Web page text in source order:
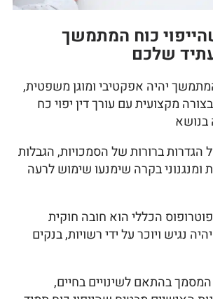
כוח המתמשך
שלכם
יהיה אפקטיבי ומוגן משפטית,
מקצועית עם עורך דין יפוי כח
הגדרות ברורות של הסמכויות, הגבלות
ומנגנוני בקרה שימנעו שימוש לרעה
הכללי הוא חובה חוקית
נגיש ויוכר על ידי רשויות, בנקים
בהתאם לשינויים בחיים,